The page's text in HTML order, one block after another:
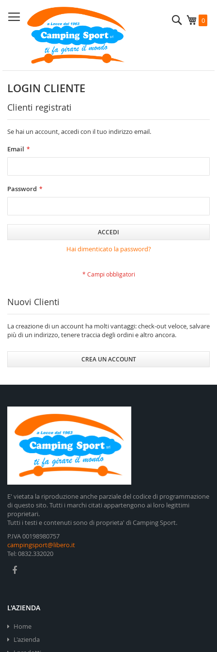
al
contenuto
0
Cerca
LOGIN CLIENTE
Clienti registrati
Se hai un account, accedi con il tuo indirizzo email.
Email
Password
ACCEDI
Hai dimenticato la password?
Nuovi Clienti
La creazione di un account ha molti vantaggi: check-out veloce, salvare
più di un indirizzo, tenere traccia degli ordini e altro ancora.
CREA UN ACCOUNT
E' vietata la riproduzione anche parziale del codice di programmazione
di questo sito. Tutti i marchi citati appartengono ai loro legittimi
proprietari.
Tutti i testi e contenuti sono di proprieta' di Camping Sport.
P.IVA 00198980757
campingsport@libero.it
Tel: 0832.332020
L'AZIENDA
Home
L'azienda